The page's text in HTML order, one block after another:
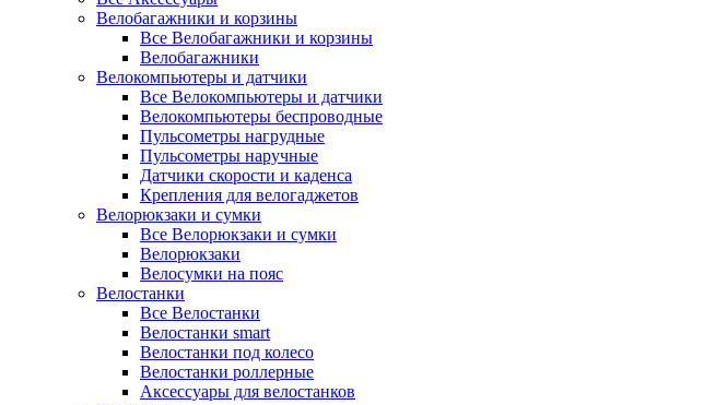
Велобагажники и корзины
Все Велобагажники и корзины
Велобагажники
Велокомпьютеры и датчики
Все Велокомпьютеры и датчики
Велокомпьютеры беспроводные
Пульсометры нагрудные
Пульсометры наручные
Датчики скорости и каденса
Крепления для велогаджетов
Велорюкзаки и сумки
Все Велорюкзаки и сумки
Велорюкзаки
Велосумки на пояс
Велостанки
Все Велостанки
Велостанки smart
Велостанки под колесо
Велостанки роллерные
Аксессуары для велостанков